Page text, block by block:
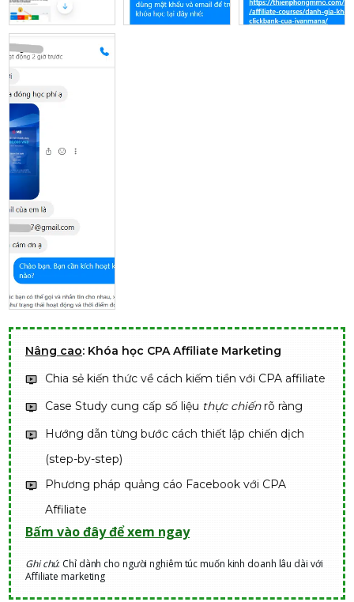
Nâng cao: Khóa học CPA Affiliate Marketing
Chia sẻ kiến thức về cách kiếm tiền với CPA affiliate
Case Study cung cấp số liệu thực chiếnrõ ràng
Hướng dẫn từng bước cách thiết lập chiến dịch
(step-by-step)
Phương pháp quảng cáo Facebook với CPA
Affiliate
Bấm vào đây để xem ngay
Ghi chú: Chỉ dành cho người nghiêm túc muốn kinh doanh lâu dài với
Affiliate marketing